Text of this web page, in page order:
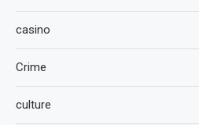
casino
Crime
culture